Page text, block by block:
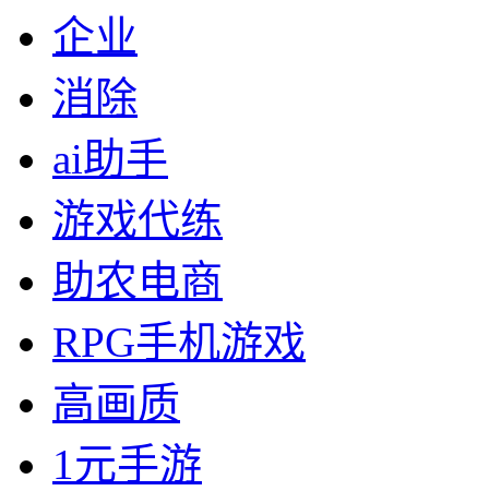
企业
消除
ai助手
游戏代练
助农电商
RPG手机游戏
高画质
1元手游